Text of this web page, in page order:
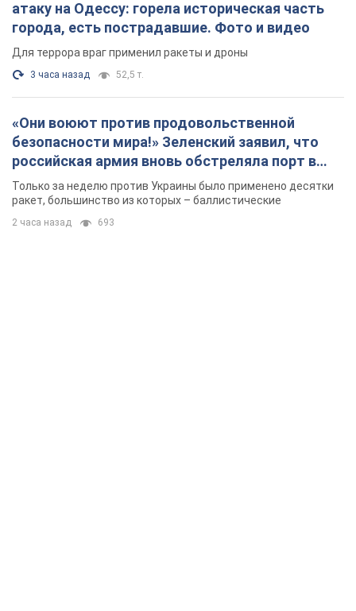
атаку на Одессу: горела историческая часть
города, есть пострадавшие. Фото и видео
Для террора враг применил ракеты и дроны
3 часа назад 52,5 т.
«Они воюют против продовольственной
безопасности мира!» Зеленский заявил, что
российская армия вновь обстреляла порт в
Одессе
Только за неделю против Украины было применено десятки
ракет, большинство из которых – баллистические
2 часа назад 693